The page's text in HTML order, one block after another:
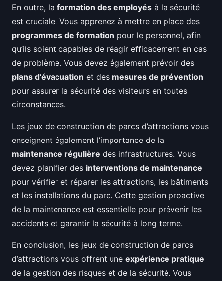
En outre, la formation des employés à la sécurité
est cruciale. Vous apprenez à mettre en place des
programmes de formation pour le personnel, afin
qu’ils soient capables de réagir efficacement en cas
de problème. Vous devez également prévoir des
plans d’évacuation et des mesures de prévention
pour assurer la sécurité des visiteurs en toutes
circonstances.
Les jeux de construction de parcs d’attractions vous
enseignent également l’importance de la
maintenance régulière des infrastructures. Vous
devez planifier des interventions de maintenance
pour vérifier et réparer les attractions, les bâtiments
et les installations du parc. Cette gestion proactive
de la maintenance est essentielle pour prévenir les
accidents et garantir la sécurité à long terme.
En conclusion, les jeux de construction de parcs
d’attractions vous offrent une expérience pratique
de la gestion des risques et de la sécurité. Vous